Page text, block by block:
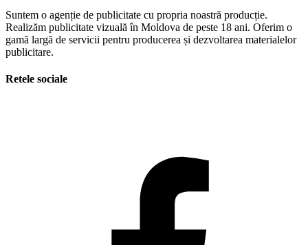
Suntem o agenție de publicitate cu propria noastră producție.
Realizăm publicitate vizuală în Moldova de peste 18 ani. Oferim o
gamă largă de servicii pentru producerea și dezvoltarea materialelor
publicitare.
Retele sociale